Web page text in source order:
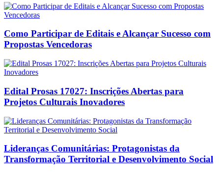
Como Participar de Editais e Alcançar Sucesso com
Propostas Vencedoras
Edital Prosas 17027: Inscrições Abertas para
Projetos Culturais Inovadores
Lideranças Comunitárias: Protagonistas da
Transformação Territorial e Desenvolvimento Social